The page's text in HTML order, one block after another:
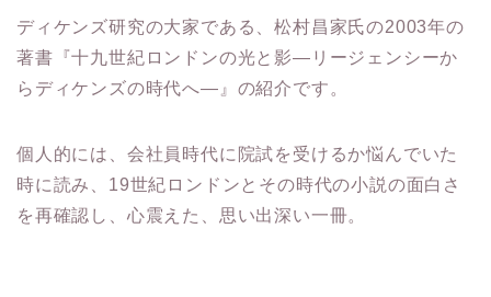
ディケンズ研究の大家である、松村昌家氏の2003年の
著書『十九世紀ロンドンの光と影―リージェンシーか
らディケンズの時代へ―』の紹介です。
個人的には、会社員時代に院試を受けるか悩んでいた
時に読み、19世紀ロンドンとその時代の小説の面白さ
を再確認し、心震えた、思い出深い一冊。